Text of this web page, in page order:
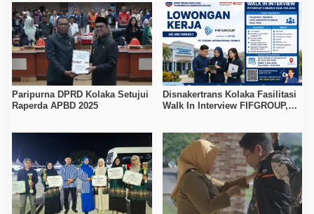
Paripurna DPRD Kolaka Setujui
Raperda APBD 2025
Disnakertrans Kolaka Fasilitasi
Walk In Interview FIFGROUP,